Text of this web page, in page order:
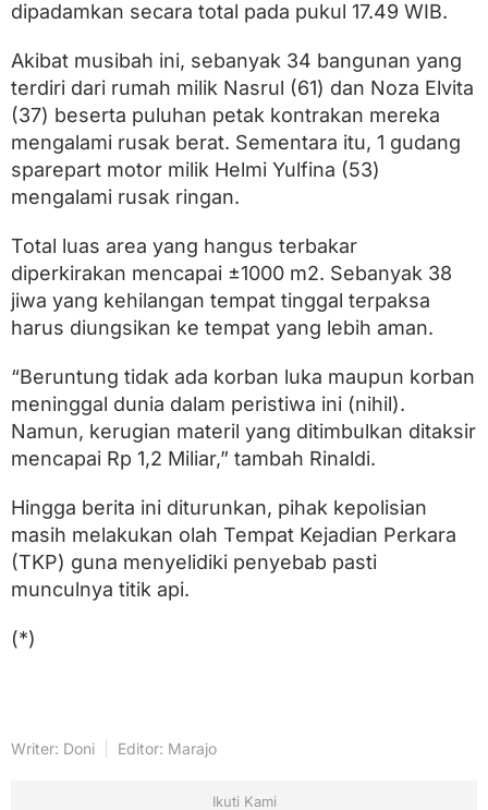
dipadamkan secara total pada pukul 17.49 WIB.
Akibat musibah ini, sebanyak 34 bangunan yang
terdiri dari rumah milik Nasrul (61) dan Noza Elvita
(37) beserta puluhan petak kontrakan mereka
mengalami rusak berat. Sementara itu, 1 gudang
sparepart motor milik Helmi Yulfina (53)
mengalami rusak ringan.
Total luas area yang hangus terbakar
diperkirakan mencapai ±1000 m2. Sebanyak 38
jiwa yang kehilangan tempat tinggal terpaksa
harus diungsikan ke tempat yang lebih aman.
“Beruntung tidak ada korban luka maupun korban
meninggal dunia dalam peristiwa ini (nihil).
Namun, kerugian materil yang ditimbulkan ditaksir
mencapai Rp 1,2 Miliar,” tambah Rinaldi.
Hingga berita ini diturunkan, pihak kepolisian
masih melakukan olah Tempat Kejadian Perkara
(TKP) guna menyelidiki penyebab pasti
munculnya titik api.
(*)
Writer: Doni Editor: Marajo
Ikuti Kami